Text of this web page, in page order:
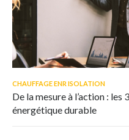
CHAUFFAGE ENR ISOLATION
De la mesure à l’action :
énergétique durable